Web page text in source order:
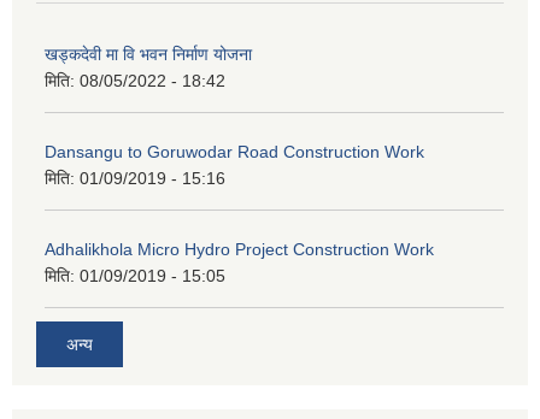
खड्कदेवी मा वि भवन निर्माण योजना
मिति: 08/05/2022 - 18:42
Dansangu to Goruwodar Road Construction Work
मिति: 01/09/2019 - 15:16
Adhalikhola Micro Hydro Project Construction Work
मिति: 01/09/2019 - 15:05
अन्य